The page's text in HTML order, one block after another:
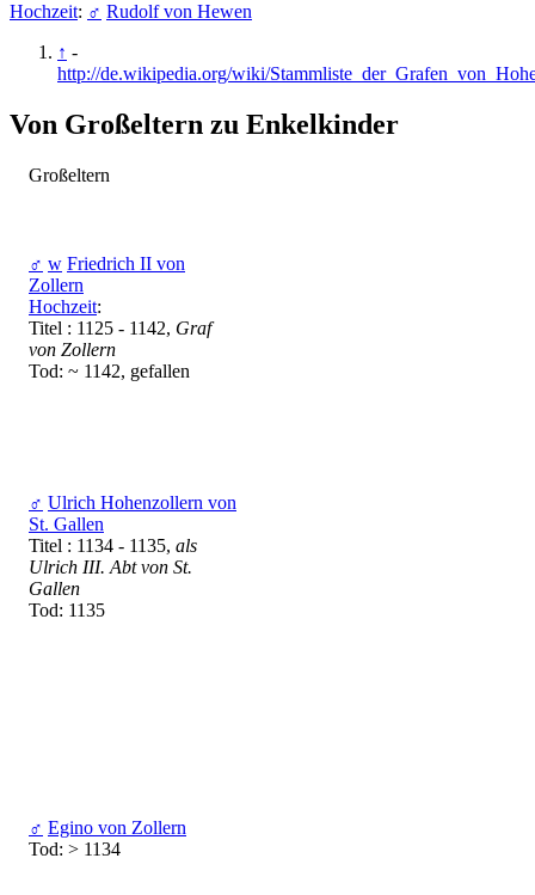
Hochzeit: ♂ Rudolf von Hewen
↑ -
http://de.wikipedia.org/wiki/
Von Großeltern zu Enkelkinder
Großeltern
♂ w Friedrich II von
Zollern
Hochzeit:
Titel : 1125 - 1142, Graf
von Zollern
Tod: ~ 1142, gefallen
♂ Ulrich Hohenzollern von
St. Gallen
Titel : 1134 - 1135, als
Ulrich III. Abt von St.
Gallen
Tod: 1135
♂ Egino von Zollern
Tod: > 1134